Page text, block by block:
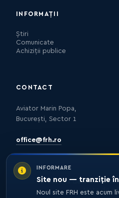
INFORMARE
Site nou — tranziție
Noul site FRH este acum
INFORMAȚII
Știri
Comunicate
Achiziții publice
CONTACT
Aviator Marin Popa,
București, Sector 1
office@frh.ro
Protecția datelor
Nota de